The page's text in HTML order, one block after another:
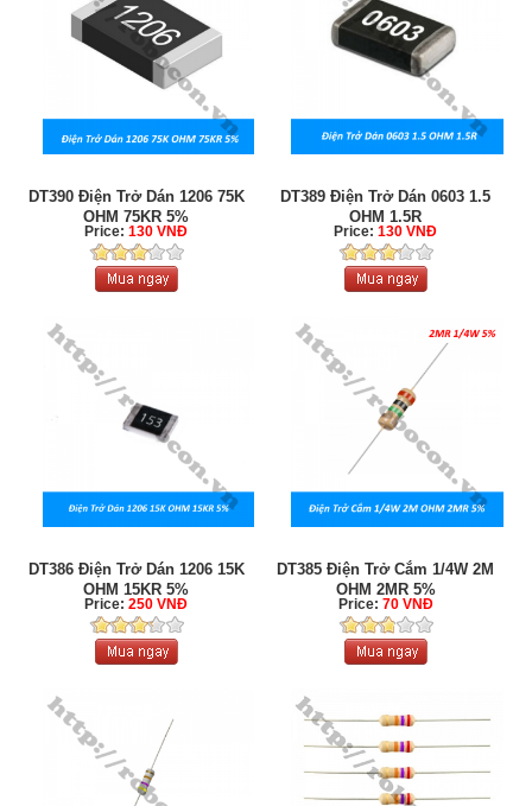
DT390 Điện Trở Dán 1206 75K
OHM 75KR 5%
Price:130 VNĐ
DT389 Điện Trở Dán 0603 1.5
OHM 1.5R
Price:130 VNĐ
DT386 Điện Trở Dán 1206 15K
OHM 15KR 5%
Price:250 VNĐ
DT385 Điện Trở Cắm 1/4W 2M
OHM 2MR 5%
Price: 70 VNĐ